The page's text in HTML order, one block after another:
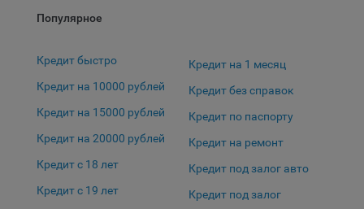
Сайта, исходя из предпочтений пользователя, а также
осуществлять подбор рекламы, иных рекламных
назначению для каждого конкретного пользователя.
Компании, которым мы поручаем обработку данных для
данной цели:
Яндекса рекламная сеть (Yandex Mobile Ads, ADFOX) -
сервис показа контекстной рекламы. Адрес: Yandex
Europe AG, Werftestrasse 4, CH-6005 Luzern, Switzerland.
Google Ads - сервис показа контекстной рекламы,
Популярное
Кредит быстро
Кредит на 10000 рублей
Кредит на 15000 рублей
Кредит на 20000 рублей
Кредит с 18 лет
Кредит с 19 лет
Кредит на 1 месяц
Кредит без справок
Кредит по паспорту
Кредит на ремонт
Кредит под залог авто
Кредит под залог